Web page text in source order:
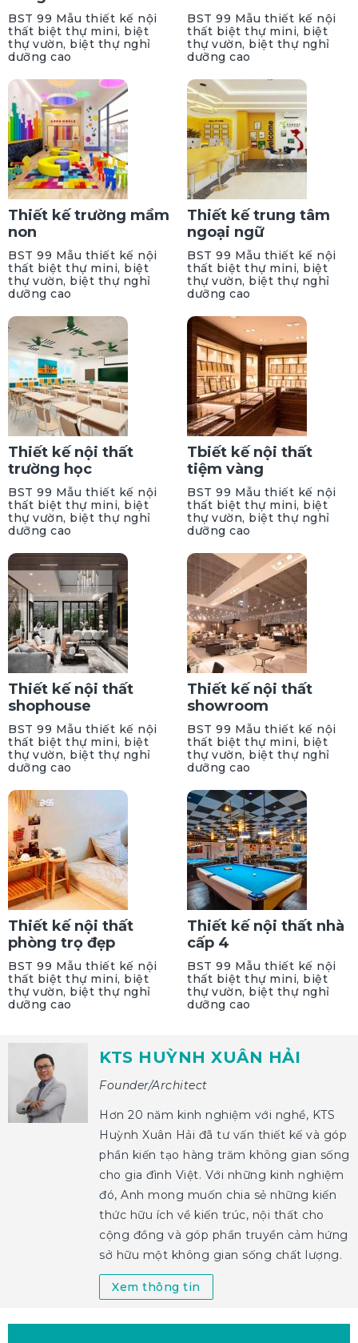
BST 99 Mẫu thiết kế nội
thất biệt thự mini, biệt
thự vườn, biệt thự nghỉ
dưỡng cao
BST 99 Mẫu thiết kế nội
thất biệt thự mini, biệt
thự vườn, biệt thự nghỉ
dưỡng cao
Thiết kế trường mầm
non
BST 99 Mẫu thiết kế nội
thất biệt thự mini, biệt
thự vườn, biệt thự nghỉ
dưỡng cao
Thiết kế trung tâm
ngoại ngữ
BST 99 Mẫu thiết kế nội
thất biệt thự mini, biệt
thự vườn, biệt thự nghỉ
dưỡng cao
Thiết kế nội thất
trường học
BST 99 Mẫu thiết kế nội
thất biệt thự mini, biệt
thự vườn, biệt thự nghỉ
dưỡng cao
Tbiết kế nội thất
tiệm vàng
BST 99 Mẫu thiết kế nội
thất biệt thự mini, biệt
thự vườn, biệt thự nghỉ
dưỡng cao
Thiết kế nội thất
shophouse
BST 99 Mẫu thiết kế nội
thất biệt thự mini, biệt
thự vườn, biệt thự nghỉ
dưỡng cao
Thiết kế nội thất
showroom
BST 99 Mẫu thiết kế nội
thất biệt thự mini, biệt
thự vườn, biệt thự nghỉ
dưỡng cao
Thiết kế nội thất
phòng trọ đẹp
BST 99 Mẫu thiết kế nội
thất biệt thự mini, biệt
thự vườn, biệt thự nghỉ
dưỡng cao
Thiết kế nội thất nhà
cấp 4
BST 99 Mẫu thiết kế nội
thất biệt thự mini, biệt
thự vườn, biệt thự nghỉ
dưỡng cao
KTS HUỲNH XUÂN HẢI
Founder/Architect
Hơn 20 năm kinh nghiệm với nghề, KTS
Huỳnh Xuân Hải đã tư vấn thiết kế và góp
phần kiến tạo hàng trăm không gian sống
cho gia đình Việt. Với những kinh nghiệm
đó, Anh mong muốn chia sẻ những kiến
thức hữu ích về kiến trúc, nội thất cho
cộng đồng và góp phần truyền cảm hứng
sở hữu một không gian sống chất lượng.
Xem thông tin